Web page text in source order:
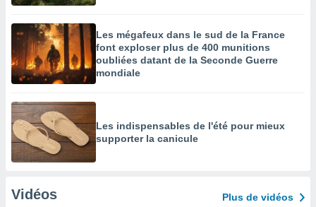
Les mégafeux dans le sud de la France
font exploser plus de 400 munitions
oubliées datant de la Seconde Guerre
mondiale
Les indispensables de l'été pour mieux
supporter la canicule
Vidéos Plus de vidéos